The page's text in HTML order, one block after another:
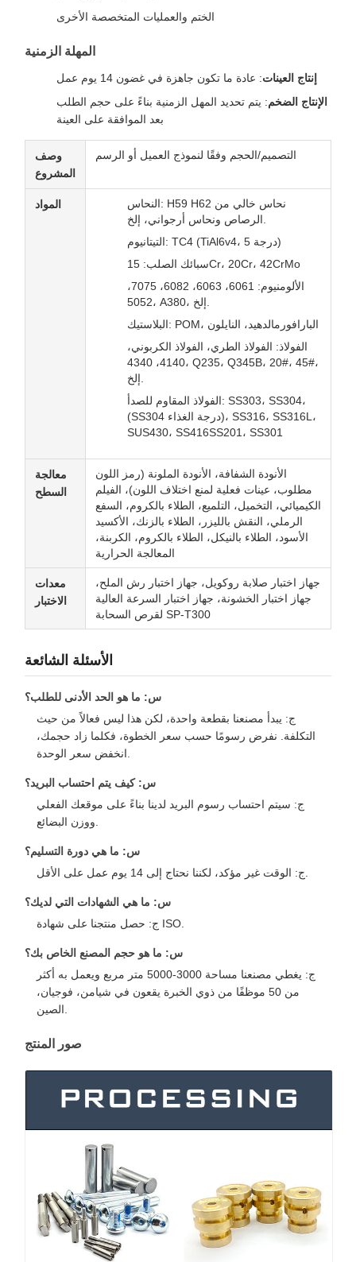
الختم والعمليات المتخصصة الأخرى
المهلة الزمنية
إنتاج العينات: عادة ما تكون جاهزة في غضون 14 يوم عمل
الإنتاج الضخم: يتم تحديد المهل الزمنية بناءً على حجم الطلب
بعد الموافقة على العينة
وصف
المشروع
التصميم/الحجم وفقًا لنموذج العميل أو الرسم
المواد
النحاس: H59 H62 نحاس خالي من
التيتانيوم: TC4 (TiAl6v4، درجة 5)
سبائك الصلب: 15Cr، 20Cr، 42CrMo
الألومنيوم: 6061، 6063، 6082، 7075،
البلاستيك: POM، البارافورمالدهيد، النايلون
الفولاذ: الفولاذ الطري، الفولاذ الكربوني،
4140، 4340، Q235، Q345B، 20#، 45#،
الفولاذ المقاوم للصدأ: SS303، SS304،
(SS304 درجة الغذاء)، SS316، SS316L،
SUS430، SS416SS201، SS301
معالجة
السطح
الأنودة الشفافة، الأنودة الملونة (رمز اللون
مطلوب، عينات فعلية لمنع اختلاف اللون)، الفيلم
الكيميائي، التخميل، التلميع، الطلاء بالكروم، السفع
الرملي، النقش بالليزر، الطلاء بالزنك، الأكسيد
الأسود، الطلاء بالنيكل، الطلاء بالكروم، الكربنة،
المعالجة الحرارية
معدات
الاختبار
جهاز اختبار صلابة روكويل، جهاز اختبار رش الملح،
جهاز اختبار الخشونة، جهاز اختبار السرعة العالية
لقرص السحابة SP-T300
الأسئلة الشائعة
س: ما هو الحد الأدنى للطلب؟
ج: يبدأ مصنعنا بقطعة واحدة، لكن هذا ليس فعالاً من حيث
التكلفة. نفرض رسومًا حسب سعر الخطوة، فكلما زاد حجمك،
س: كيف يتم احتساب البريد؟
ج: سيتم احتساب رسوم البريد لدينا بناءً على موقعك الفعلي
س: ما هي دورة التسليم؟
س: ما هي الشهادات التي لديك؟
ج: حصل منتجنا على شهادة ISO.
س: ما هو حجم المصنع الخاص بك؟
ج: يغطي مصنعنا مساحة 3000-5000 متر مربع ويعمل به أكثر
من 50 موظفًا من ذوي الخبرة يقعون في شيامن، فوجيان،
صور المنتج